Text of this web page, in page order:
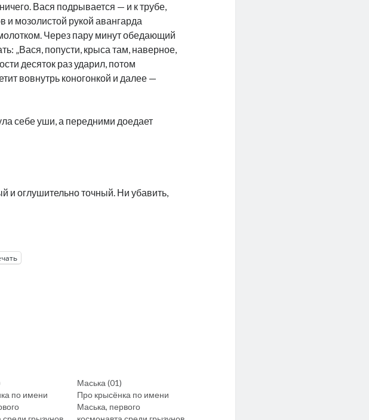
Вася подрывается — и к трубе,
и мозолистой рукой авангарда
Через пару минут обедающий
„Вася, попусти, крыса там, наверное,
десяток раз ударил, потом
вовнутрь коногонкой и далее —
себе уши, а передними доедает
и оглушительно точный. Ни убавить,
по имени
Маська (01)
Про крысёнка по имени
Маська, первого